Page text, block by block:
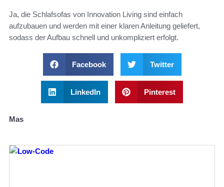
Ja, die Schlafsofas von Innovation Living sind einfach
aufzubauen und werden mit einer klaren Anleitung geliefert,
sodass der Aufbau schnell und unkompliziert erfolgt.
Facebook Twitter
LinkedIn Pinterest
Mas